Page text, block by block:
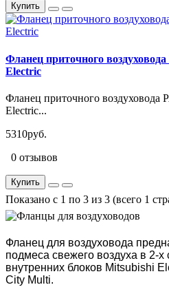
Купить
Фланец приточного
Electric
Фланец приточного воздуховода
Electric...
5310руб.
0 отзывов
Купить
Показано с 1 по 3 из 3 (всего 1
Фланец для воздуховода
подмеса свежего воздуха в 2-х
внутренних блоков Mitsubishi
City Multi.